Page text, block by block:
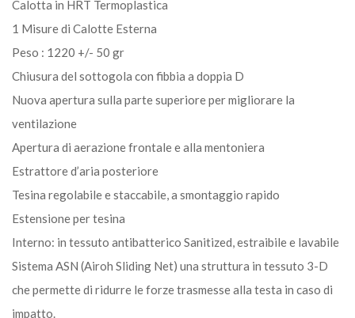
Calotta in HRT Termoplastica
1 Misure di Calotte Esterna
Peso : 1220 +/- 50 gr
Chiusura del sottogola con fibbia a doppia D
Nuova apertura sulla parte superiore per migliorare la
ventilazione
Apertura di aerazione frontale e alla mentoniera
Estrattore d’aria posteriore
Tesina regolabile e staccabile, a smontaggio rapido
Estensione per tesina
Interno: in tessuto antibatterico Sanitized, estraibile e lavabile
Sistema ASN (Airoh Sliding Net) una struttura in tessuto 3-D
che permette di ridurre le forze trasmesse alla testa in caso di
impatto.